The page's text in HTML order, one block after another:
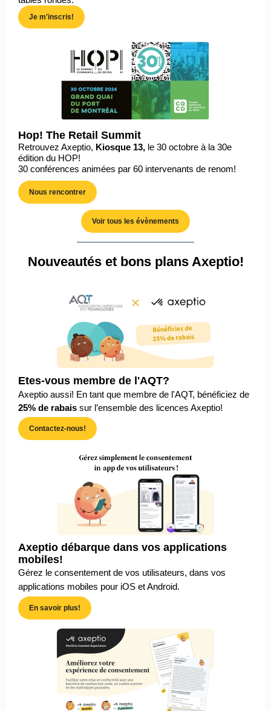
Je m'inscris!
Hop! The Retail Summit
Retrouvez Axeptio, Kiosque 13, le 30 octobre à la 30e
édition du HOP!
30 conférences animées par 60 intervenants de renom!
Nous rencontrer
Voir tous les évènements
Nouveautés et bons plans Axeptio!
Etes-vous membre de l'AQT?
Axeptio aussi! En tant que membre de l'AQT, bénéficiez de
25% de rabais sur l’ensemble des licences Axeptio!
Contactez-nous!
Axeptio débarque dans vos applications
mobiles!
Gérez le consentement de vos utilisateurs, dans vos
applications mobiles pour iOS et Android.
En savoir plus!